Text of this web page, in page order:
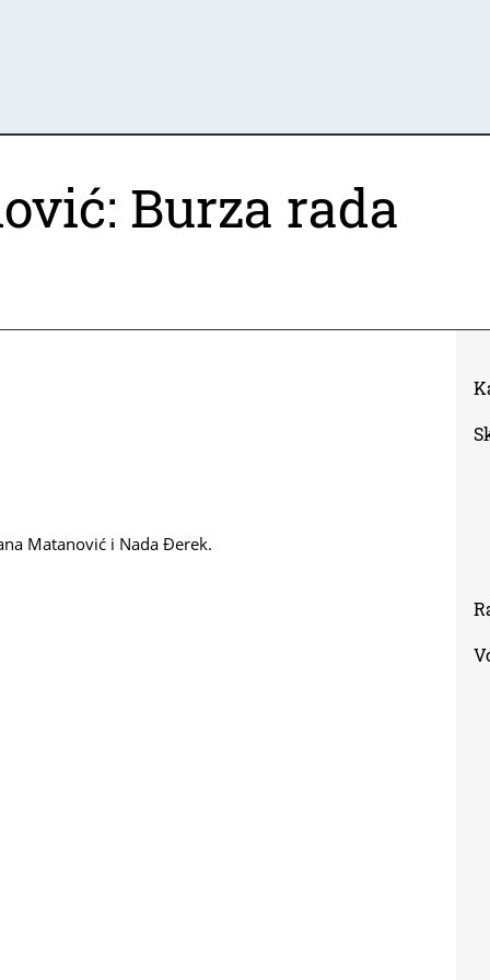
Burza rada
Matanović i Nada Đerek.